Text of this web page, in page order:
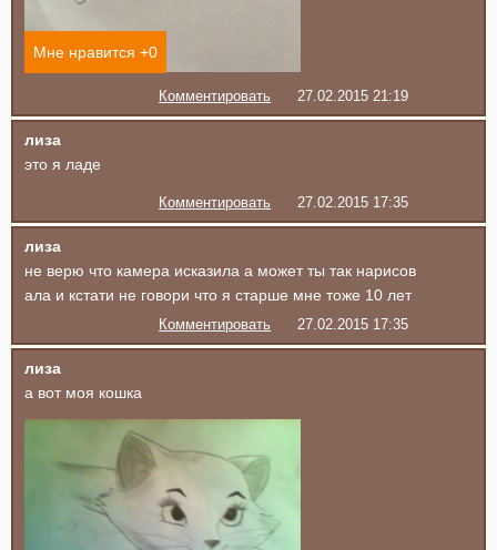
Мне нравится +0
Комментировать 27.02.2015 21:19
лиза
это я ладе
Комментировать 27.02.2015 17:35
лиза
не верю что камера исказила а может ты так нарисов
ала и кстати не говори что я старше мне тоже 10 лет
Комментировать 27.02.2015 17:35
лиза
а вот моя кошка